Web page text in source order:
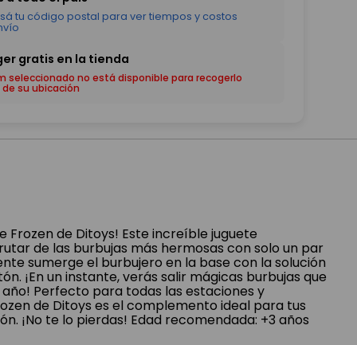
seleccionado no está disponible para recogerlo
de su ubicación
Frozen de Ditoys! Este increíble juguete
de las burbujas más hermosas con solo un par
sumerge el burbujero en la base con la solución
¡En un instante, verás salir mágicas burbujas que
Perfecto para todas las estaciones y
de Ditoys es el complemento ideal para tus
¡No te lo pierdas! Edad recomendada: +3 años